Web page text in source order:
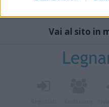
Vai al sito in